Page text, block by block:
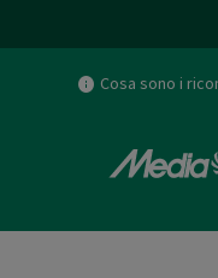
Cosa sono i